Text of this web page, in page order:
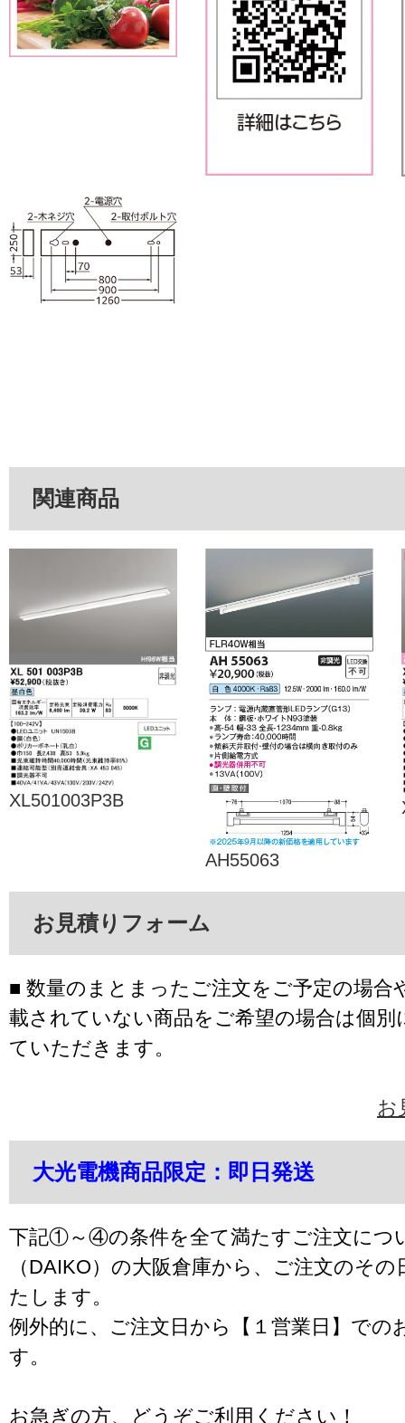
関連商品
XL501003P3B
AH55063
お見積りフォーム
■ 数量のまとまったご注文をご予定の場合
載されていない商品をご希望の場合は個別
ていただきます。
お
大光電機商品限定：即日発送
下記①～④の条件を全て満たすご注文につ
（DAIKO）の大阪倉庫から、ご注文のそ
たします。
例外的に、ご注文日から【１営業日】での
す。
お急ぎの方、どうぞご利用ください！